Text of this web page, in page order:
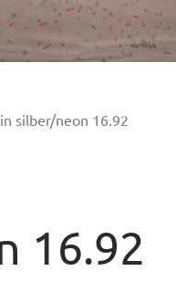
silber/neon 16.92
16.92